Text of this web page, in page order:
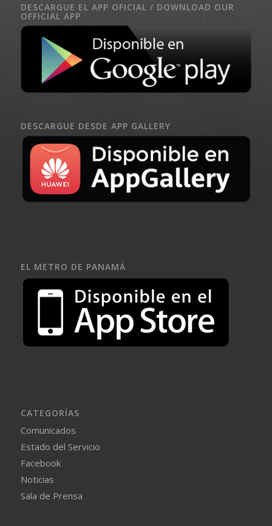
DESCARGUE EL APP OFICIAL / DOWNLOAD OUR
OFFICIAL APP
DESCARGUE DESDE APP GALLERY
EL METRO DE PANAMÁ
CATEGORÍAS
Comunicados
Estado del Servicio
Facebook
Noticias
Sala de Prensa